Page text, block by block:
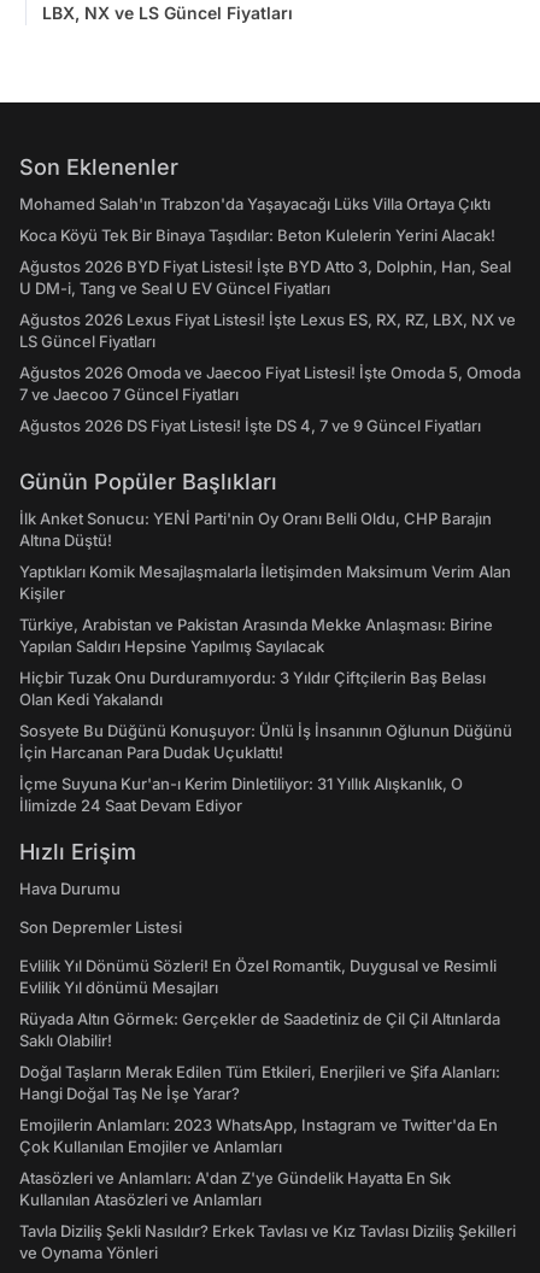
LBX, NX ve LS Güncel Fiyatları
Son Eklenenler
Mohamed Salah'ın Trabzon'da Yaşayacağı Lüks Villa Ortaya Çıktı
Koca Köyü Tek Bir Binaya Taşıdılar: Beton Kulelerin Yerini Alacak!
Ağustos 2026 BYD Fiyat Listesi! İşte BYD Atto 3, Dolphin, Han, Seal
U DM-i, Tang ve Seal U EV Güncel Fiyatları
Ağustos 2026 Lexus Fiyat Listesi! İşte Lexus ES, RX, RZ, LBX, NX ve
LS Güncel Fiyatları
Ağustos 2026 Omoda ve Jaecoo Fiyat Listesi! İşte Omoda 5, Omoda
7 ve Jaecoo 7 Güncel Fiyatları
Ağustos 2026 DS Fiyat Listesi! İşte DS 4, 7 ve 9 Güncel Fiyatları
Günün Popüler Başlıkları
İlk Anket Sonucu: YENİ Parti'nin Oy Oranı Belli Oldu, CHP Barajın
Altına Düştü!
Yaptıkları Komik Mesajlaşmalarla İletişimden Maksimum Verim Alan
Kişiler
Türkiye, Arabistan ve Pakistan Arasında Mekke Anlaşması: Birine
Yapılan Saldırı Hepsine Yapılmış Sayılacak
Hiçbir Tuzak Onu Durduramıyordu: 3 Yıldır Çiftçilerin Baş Belası
Olan Kedi Yakalandı
Sosyete Bu Düğünü Konuşuyor: Ünlü İş İnsanının Oğlunun Düğünü
İçin Harcanan Para Dudak Uçuklattı!
İçme Suyuna Kur'an-ı Kerim Dinletiliyor: 31 Yıllık Alışkanlık, O
İlimizde 24 Saat Devam Ediyor
Hızlı Erişim
Hava Durumu
Son Depremler Listesi
Evlilik Yıl Dönümü Sözleri! En Özel Romantik, Duygusal ve Resimli
Evlilik Yıl dönümü Mesajları
Rüyada Altın Görmek: Gerçekler de Saadetiniz de Çil Çil Altınlarda
Saklı Olabilir!
Doğal Taşların Merak Edilen Tüm Etkileri, Enerjileri ve Şifa Alanları:
Hangi Doğal Taş Ne İşe Yarar?
Emojilerin Anlamları: 2023 WhatsApp, Instagram ve Twitter'da En
Çok Kullanılan Emojiler ve Anlamları
Atasözleri ve Anlamları: A'dan Z'ye Gündelik Hayatta En Sık
Kullanılan Atasözleri ve Anlamları
Tavla Diziliş Şekli Nasıldır? Erkek Tavlası ve Kız Tavlası Diziliş Şekilleri
ve Oynama Yönleri